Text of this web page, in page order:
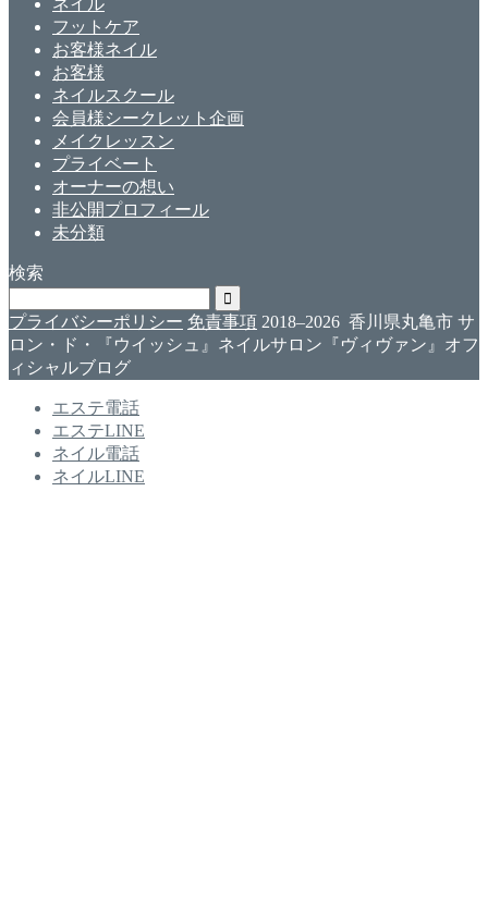
ネイル
フットケア
お客様ネイル
お客様
ネイルスクール
会員様シークレット企画
メイクレッスン
プライベート
オーナーの想い
非公開プロフィール
未分類
検索
プライバシーポリシー 免責事項 2018–2026 香川県丸亀市 サ
ロン・ド・『ウイッシュ』ネイルサロン『ヴィヴァン』オフ
ィシャルブログ
エステ電話
エステLINE
ネイル電話
ネイルLINE